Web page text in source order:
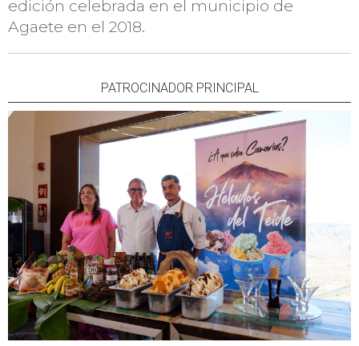
edición celebrada en el municipio de
Agaete en el 2018.
PATROCINADOR PRINCIPAL